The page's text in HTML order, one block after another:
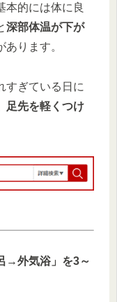
本的には体に良
深部体温が下が
あります。
すぎている日に
足先を軽くつけ